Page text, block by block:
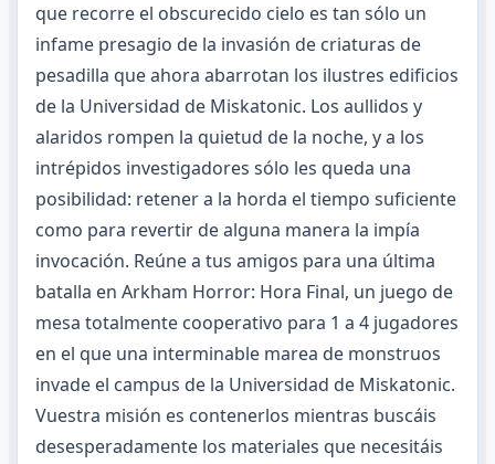
que recorre el obscurecido cielo es tan sólo un
infame presagio de la invasión de criaturas de
pesadilla que ahora abarrotan los ilustres edificios
de la Universidad de Miskatonic. Los aullidos y
alaridos rompen la quietud de la noche, y a los
intrépidos investigadores sólo les queda una
posibilidad: retener a la horda el tiempo suficiente
como para revertir de alguna manera la impía
invocación. Reúne a tus amigos para una última
batalla en Arkham Horror: Hora Final, un juego de
mesa totalmente cooperativo para 1 a 4 jugadores
en el que una interminable marea de monstruos
invade el campus de la Universidad de Miskatonic.
Vuestra misión es contenerlos mientras buscáis
desesperadamente los materiales que necesitáis